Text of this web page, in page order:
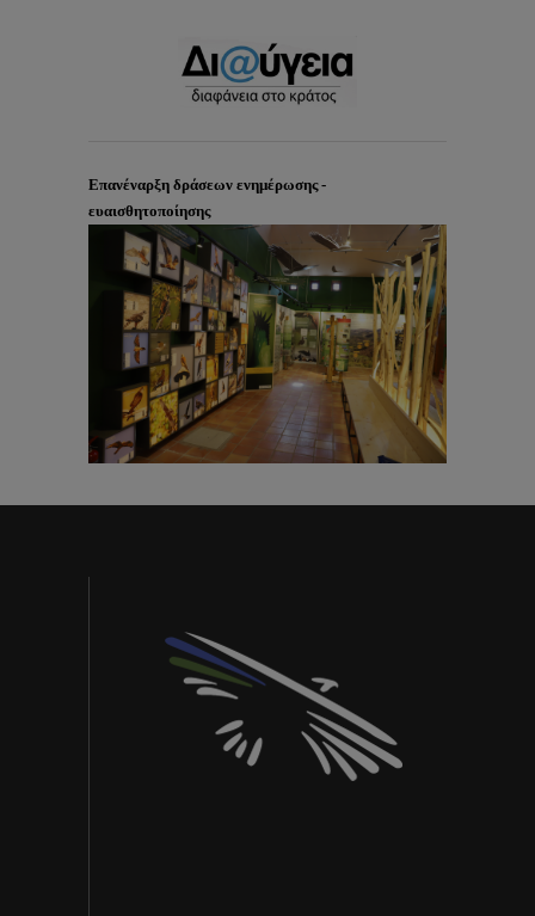
Επανέναρξη δράσεων ενημέρωσης -
ευαισθητοποίησης